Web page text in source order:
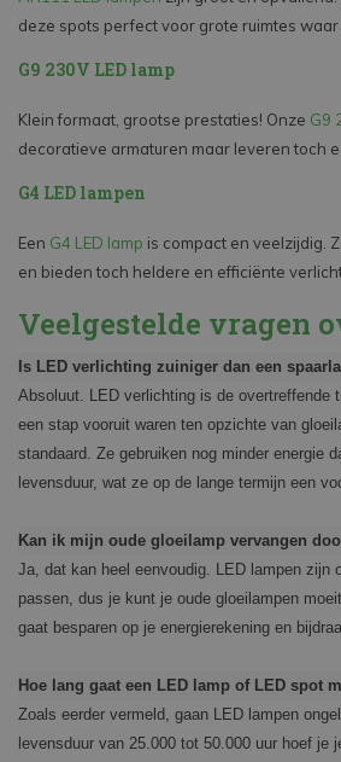
deze spots perfect voor grote ruimtes
G9 230V LED lamp
Klein formaat, grootse prestaties! Onze G9
decoratieve armaturen maar leveren toch
G4 LED lampen
Een G4 LED lamp is compact en veelzijdig.
en bieden toch heldere en efficiënte
Veelgestelde vragen
Is LED verlichting zuiniger dan een
Absoluut. LED verlichting is de overtreffende
een stap vooruit waren ten opzichte van
standaard. Ze gebruiken nog minder energie
levensduur, wat ze op de lange termijn een
Kan ik mijn oude gloeilamp vervangen
Ja, dat kan heel eenvoudig. LED lampen zijn
passen, dus je kunt je oude gloeilampen
gaat besparen op je energierekening en
Hoe lang gaat een LED lamp of LED spot
Zoals eerder vermeld, gaan LED lampen
levensduur van 25.000 tot 50.000 uur hoef je